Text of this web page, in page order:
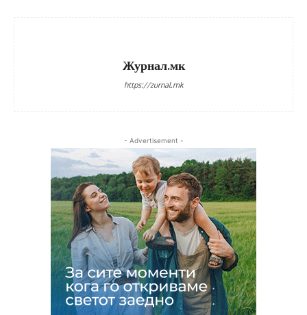
Журнал.мк
https://zurnal.mk
- Advertisement -